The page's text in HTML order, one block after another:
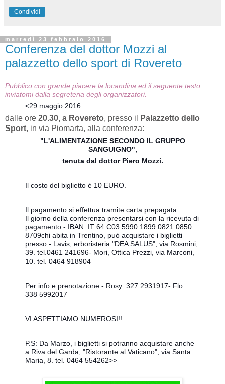
Condividi
martedì 23 febbraio 2016
Conferenza del dottor Mozzi al
palazzetto dello sport di Rovereto
Pubblico con grande piacere la locandina ed il seguente testo
inviatomi dalla segreteria degli organizzatori.
<29 maggio 2016
dalle ore 20.30, a Rovereto, presso il
Palazzetto dello
Sport, in via Piomarta, alla conferenza:
"L'ALIMENTAZIONE SECONDO IL GRUPPO
SANGUIGNO",
tenuta dal dottor Piero Mozzi.
Il costo del biglietto è 10 EURO.
Il pagamento si effettua tramite carta prepagata:
Il giorno della conferenza presentarsi con la ricevuta di
pagamento - IBAN: IT 64 C03 5990 1899 0821 0850
8709chi abita in Trentino, può acquistare i biglietti
presso:- Lavis, erboristeria "DEA SALUS", via Rosmini,
39. tel.0461 241696- Mori, Ottica Prezzi, via Marconi,
10. tel. 0464 918904
Per info e prenotazione:- Rosy: 327 2931917- Flo :
338 5992017
VI ASPETTIAMO NUMEROSI!!
P.S: Da Marzo, i biglietti si potranno acquistare anche
a Riva del Garda, "Ristorante al Vaticano", via Santa
Maria, 8. tel. 0464 554262>>